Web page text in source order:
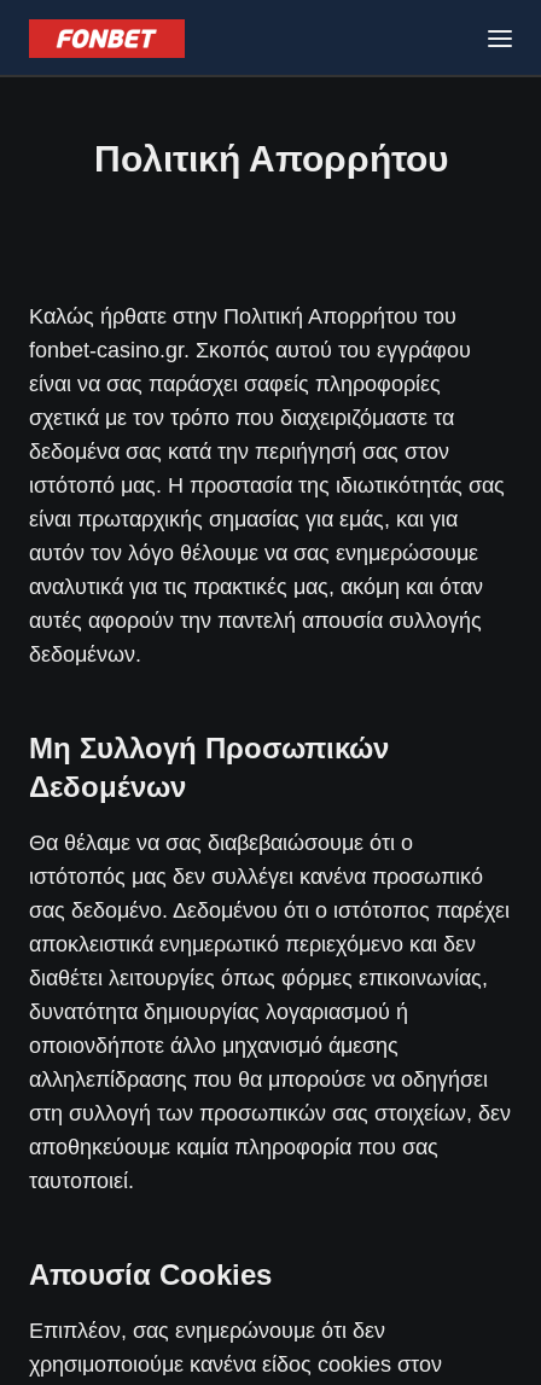
Πολιτική Απορρήτου
Καλώς ήρθατε στην Πολιτική Απορρήτου του
fonbet-casino.gr. Σκοπός αυτού του εγγράφου
είναι να σας παράσχει σαφείς πληροφορίες
σχετικά με τον τρόπο που διαχειριζόμαστε τα
δεδομένα σας κατά την περιήγησή σας στον
ιστότοπό μας. Η προστασία της ιδιωτικότητάς σας
είναι πρωταρχικής σημασίας για εμάς, και για
αυτόν τον λόγο θέλουμε να σας ενημερώσουμε
αναλυτικά για τις πρακτικές μας, ακόμη και όταν
αυτές αφορούν την παντελή απουσία συλλογής
δεδομένων.
Μη Συλλογή Προσωπικών
Δεδομένων
Θα θέλαμε να σας διαβεβαιώσουμε ότι ο
ιστότοπός μας δεν συλλέγει κανένα προσωπικό
σας δεδομένο. Δεδομένου ότι ο ιστότοπος παρέχει
αποκλειστικά ενημερωτικό περιεχόμενο και δεν
διαθέτει λειτουργίες όπως φόρμες επικοινωνίας,
δυνατότητα δημιουργίας λογαριασμού ή
οποιονδήποτε άλλο μηχανισμό άμεσης
αλληλεπίδρασης που θα μπορούσε να οδηγήσει
στη συλλογή των προσωπικών σας στοιχείων, δεν
αποθηκεύουμε καμία πληροφορία που σας
ταυτοποιεί.
Απουσία Cookies
Επιπλέον, σας ενημερώνουμε ότι δεν
χρησιμοποιούμε κανένα είδος cookies στον